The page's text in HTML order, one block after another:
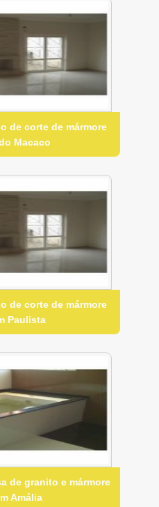
de corte de mármore
Macaco
de corte de mármore
Paulista
de granito e mármore
Amália